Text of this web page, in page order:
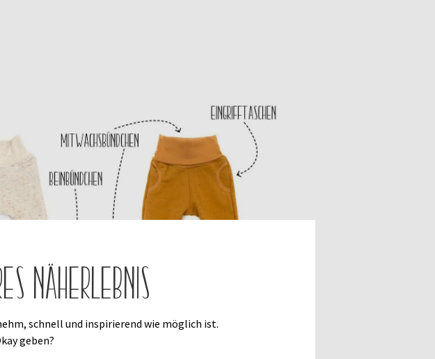
Näherlebnis
schnell und inspirierend wie möglich ist.
geben?